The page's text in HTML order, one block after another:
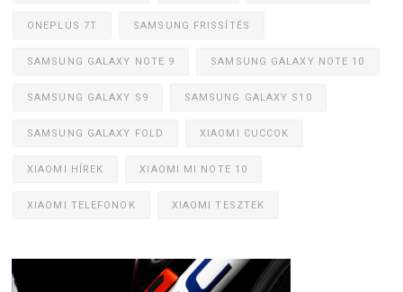
ONEPLUS 7T SAMSUNG FRISSÍTÉS
SAMSUNG GALAXY NOTE 9 SAMSUNG GALAXY NOTE 10
SAMSUNG GALAXY S9 SAMSUNG GALAXY S10
SAMSUNG GALAXY FOLD XIAOMI CUCCOK
XIAOMI HÍREK XIAOMI MI NOTE 10
XIAOMI TELEFONOK XIAOMI TESZTEK